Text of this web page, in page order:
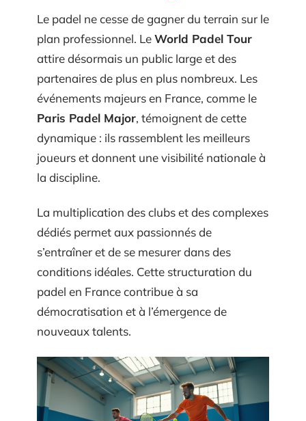
Le padel ne cesse de gagner du terrain sur le
plan professionnel. LeWorld Padel Tour
attire désormais un public large et des
partenaires de plus en plus nombreux. Les
événements majeurs en France, comme le
Paris Padel Major, témoignent de cette
dynamique : ils rassemblent les meilleurs
joueurs et donnent une visibilité nationale à
la discipline.
La multiplication des clubs et des complexes
dédiés permet aux passionnés de
s’entraîner et de se mesurer dans des
conditions idéales. Cette structuration du
padel en France contribue à sa
démocratisation et à l’émergence de
nouveaux talents.